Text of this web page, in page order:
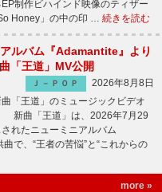
制作ビハインド映像のティザー
Honey」の中の印 … 続きを読む
ルバム『Adamantite』より
「王道」MV公開
Ｊ－ＰＯＰ
2026年8月8日
「王道」のミュージックビデオ
新曲「王道」は、2026年7月29
れたニューミニアルバム
で、“王者の苦悩”と“これからの
more »